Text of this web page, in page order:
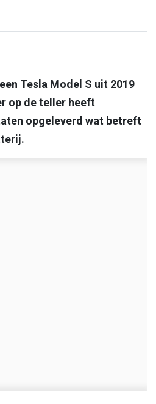
Mail
via link
Tesla Model S uit 2019
op de teller heeft
opgeleverd wat betreft